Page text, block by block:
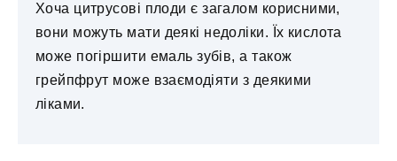
Хоча цитрусові плоди є загалом корисними,
вони можуть мати деякі недоліки. Їх кислота
може погіршити емаль зубів, а також
грейпфрут може взаємодіяти з деякими
ліками.